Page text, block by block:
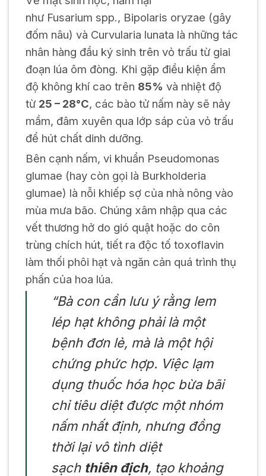
như Fusarium spp., Bipolaris oryzae (gây
đốm nâu) và Curvularia lunata là những tác
nhân hàng đầu ký sinh trên vỏ trấu từ giai
đoạn lúa ôm đòng. Khi gặp điều kiện ẩm
độ không khí cao trên 85% và nhiệt độ
từ 25 – 28°C, các bào tử nấm này sẽ nảy
mầm, đâm xuyên qua lớp sáp của vỏ trấu
để hút chất dinh dưỡng.
Bên cạnh nấm, vi khuẩn Pseudomonas
glumae (hay còn gọi là Burkholderia
glumae) là nỗi khiếp sợ của nhà nông vào
mùa mưa bão. Chúng xâm nhập qua các
vết thương hở do gió quật hoặc do côn
trùng chích hút, tiết ra độc tố toxoflavin
làm thối phôi hạt và ngăn cản quá trình thụ
phấn của hoa lúa.
“Bà con cần lưu ý rằng lem
lép hạt không phải là một
bệnh đơn lẻ, mà là một hội
chứng phức hợp. Việc lạm
dụng thuốc hóa học bừa bãi
chỉ tiêu diệt được một nhóm
nấm nhất định, nhưng đồng
thời lại vô tình diệt
sạch thiên địch, tạo khoảng